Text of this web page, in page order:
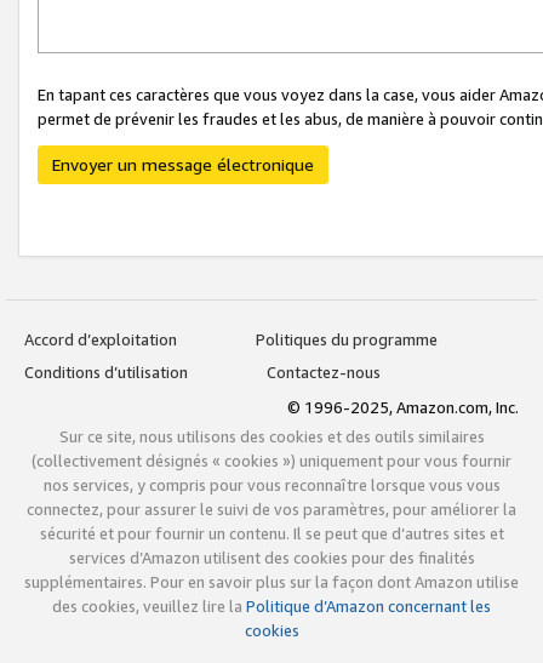
En tapant ces caractères que vous voyez dans la case, vous aider
permet de prévenir les fraudes et les abus, de manière à pouvoir
Envoyer un message électronique
Accord d’exploitation
Politiques du programme
Conditions d’utilisation
Contactez-nous
© 1996-2025, Amazon.com, Inc.
Sur ce site, nous utilisons des cookies et des outils similaires
(collectivement désignés « cookies ») uniquement pour vous fournir
nos services, y compris pour vous reconnaître lorsque vous vous
connectez, pour assurer le suivi de vos paramètres, pour améliorer la
sécurité et pour fournir un contenu. Il se peut que d’autres sites et
services d’Amazon utilisent des cookies pour des finalités
supplémentaires. Pour en savoir plus sur la façon dont Amazon utilise
des cookies, veuillez lire la Politique d’Amazon concernant les
cookies